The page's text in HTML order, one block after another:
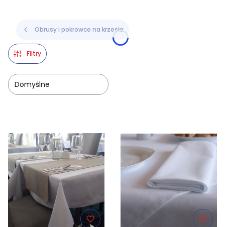
Obrusy i pokrowce na krzesła
Filtry
Domyślne